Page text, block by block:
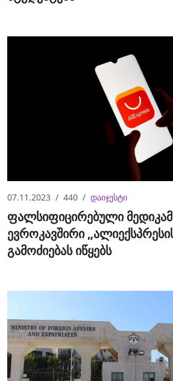
07.11.2023 440 დაიჯესტი
ფალსიფიცირებული
ევროკავშირი
გამოძიებას იწყებს